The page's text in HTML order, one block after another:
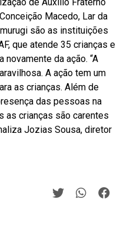
Macedo, Lar da
são as instituições
que atende 35 crianças e
da ação. “A
A ação tem um
as crianças. Além de
das pessoas na
as crianças são carentes
Jozias Sousa, diretor